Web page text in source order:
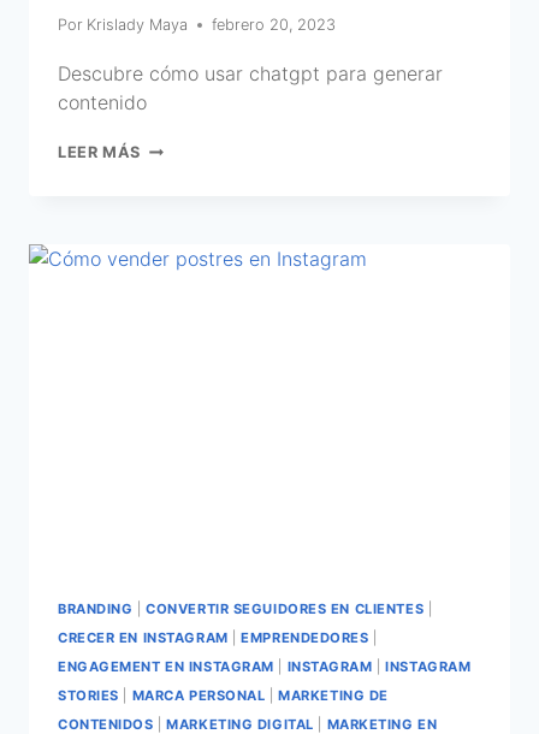
Por Krislady Maya febrero 20, 2023
Descubre cómo usar chatgpt para generar
contenido
LEER MÁS
BRANDING |CONVERTIR SEGUIDORES EN CLIENTES
CRECER EN INSTAGRAM |EMPRENDEDORES
ENGAGEMENT EN INSTAGRAM
INSTAGRAM |INSTAGRAM
STORIES
MARCA PERSONAL |MARKETING DE
CONTENIDOS |MARKETING DIGITAL
MARKETING EN